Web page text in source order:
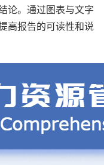
论。通过图表与文字
高报告的可读性和说